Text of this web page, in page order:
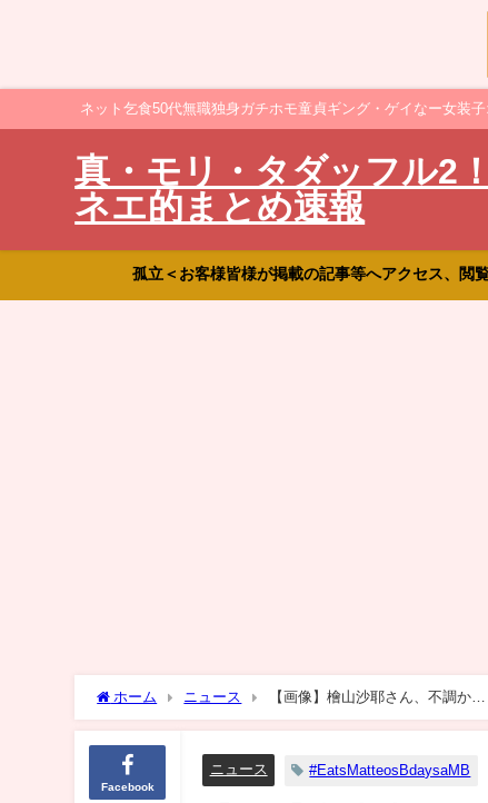
ネット乞食50代無職独身ガチホモ童貞ギング・ゲイなー女装
真・モリ・タダッフル2
ネエ的まとめ速報
孤立＜お客様皆様が掲載の記事等へアクセス、閲
ホーム ニュース 【画像】檜山沙耶さん、不調か…
Facebook
ニュース #EatsMatteosBdaysaMB